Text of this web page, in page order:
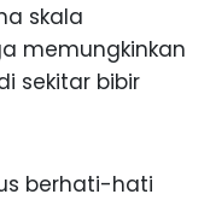
skala
memungkinkan
sekitar bibir
berhati-hati